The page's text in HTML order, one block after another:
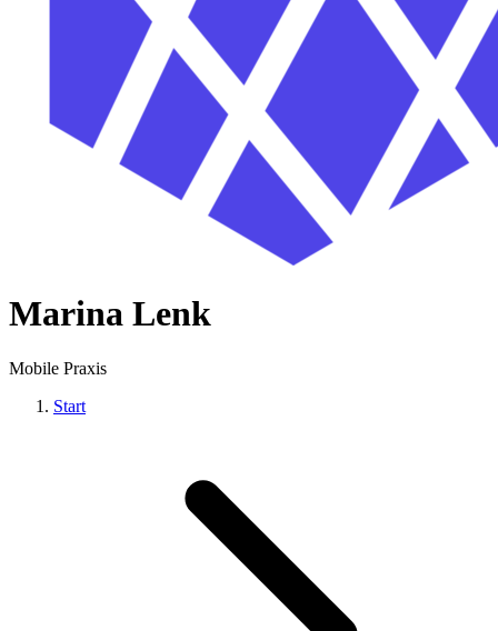
Marina Lenk
Mobile Praxis
Start